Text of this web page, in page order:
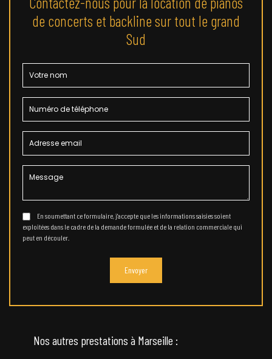
de concerts et backline sur tout le grand
Sud
En soumettant ce formulaire, j'accepte que les informations saisies soient
exploitées dans le cadre de la demande formulée et de la relation commerciale qui
peut en découler.
Nos autres prestations à Marseille :